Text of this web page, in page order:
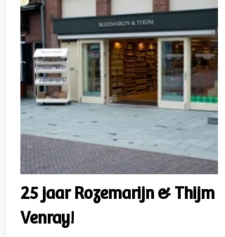
25 jaar Rozemarijn & Thijm
Venray!